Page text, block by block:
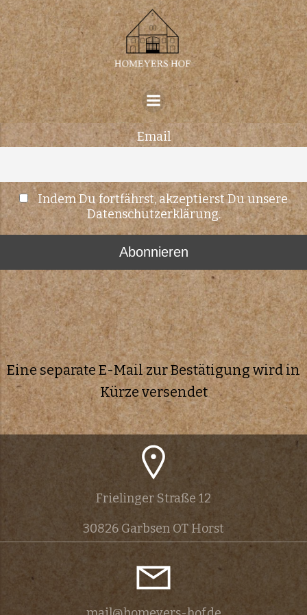
Zum
Inhalt
springen
Vorname oder ganzer Name
Email
Indem Du fortfährst, akzeptierst Du unsere
Datenschutzerklärung.
Eine separate E-Mail zur Bestätigung wird in
Kürze versendet
Frielinger Straße 12
30826 Garbsen OT Horst